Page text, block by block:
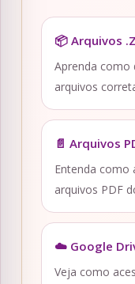
📦 Arquivos
Aprenda como
arquivos
📄 Arquivos
Entenda como
arquivos PDF
☁️ Google
Veja como